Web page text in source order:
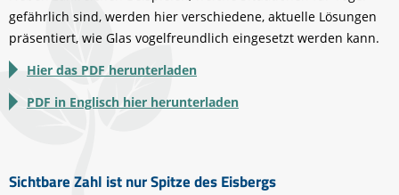
gefährlich sind, werden hier verschiedene, aktuelle Lösungen
präsentiert, wie Glas vogelfreundlich eingesetzt werden kann.
Hier das PDF herunterladen
PDF in Englisch hier herunterladen
Sichtbare Zahl ist nur Spitze des Eisbergs